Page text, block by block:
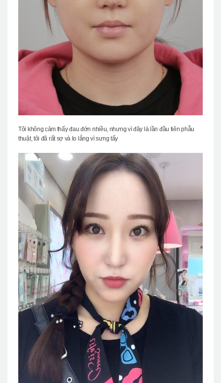
Tôi không cảm thấy đau đớn nhiều, nhưng vì đây là lần đầu tiên phẫu
thuật, tôi đã rất sợ và lo lắng vì sưng tấy